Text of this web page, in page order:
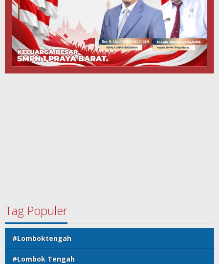
Tag Populer
#Lomboktengah
#Lombok Tengah